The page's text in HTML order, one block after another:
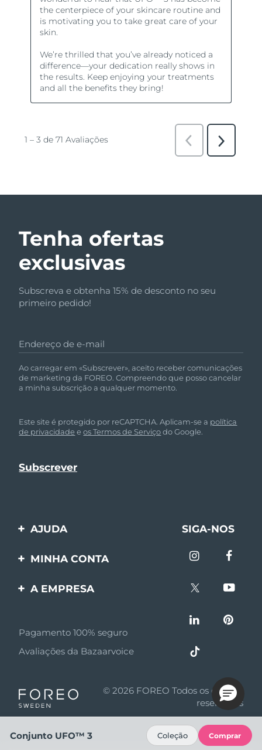
Tenha ofertas
exclusivas
Subscreva e obtenha 15% de desconto no seu
primeiro pedido!
Endereço de e-mail
Ao carregar em «Subscrever», aceito receber comunicações
de marketing da FOREO. Compreendo que posso cancelar
a minha subscrição a qualquer momento.
Este site é protegido por reCAPTCHA. Aplicam-se a política
de privacidade eos Termos de Serviçodo Google.
AJUDA
Entre em contato
SIGA-NOS
MINHA CONTA
Registro de produto
A EMPRESA
Afiliados
Notícias de afiliados
Parceiro minoritário
Pagamento 100% seguro
Avaliações da Bazaarvoice
© 2026 FOREO Todos os direitos
reservados
Conjunto UFO™ 3 Coleção Comprar